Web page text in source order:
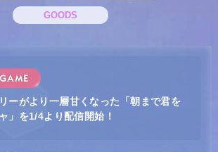
GOODS
ーがより一層甘くなった「朝まで君を
」を1/4より配信開始！